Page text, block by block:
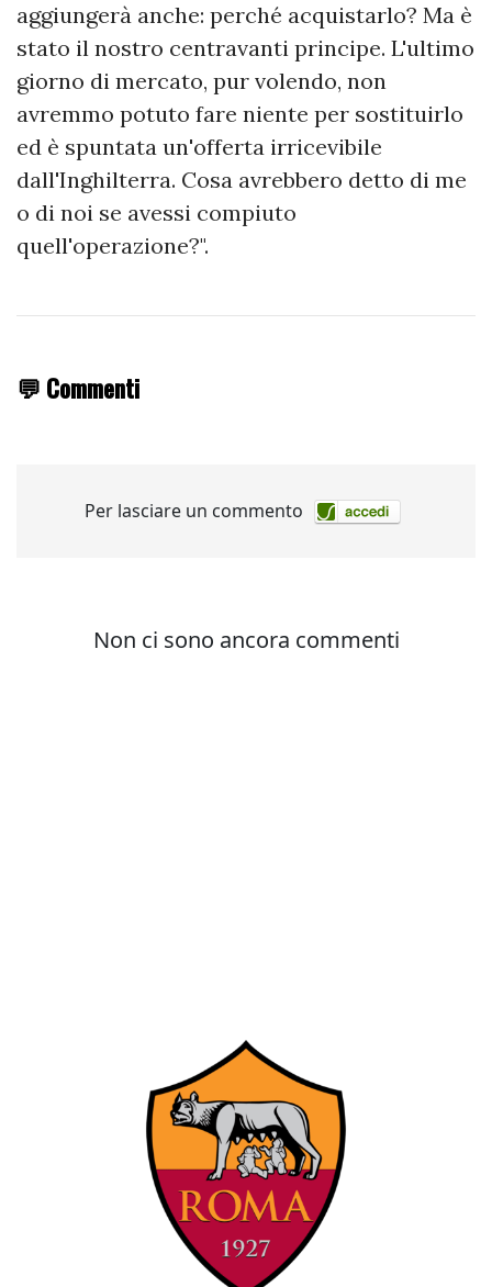
aggiungerà anche: perché acquistarlo? Ma è
stato il nostro centravanti principe. L'ultimo
giorno di mercato, pur volendo, non
avremmo potuto fare niente per sostituirlo
ed è spuntata un'offerta irricevibile
dall'Inghilterra. Cosa avrebbero detto di me
o di noi se avessi compiuto
quell'operazione?".
💬 Commenti